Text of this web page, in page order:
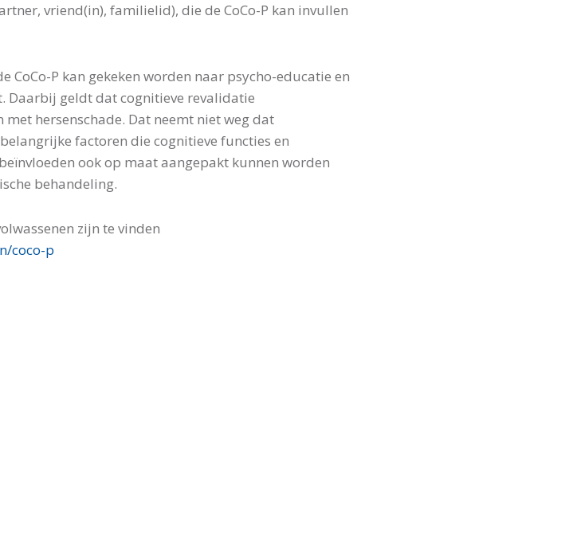
vriend(in), familielid), die de CoCo-P kan invullen
CoCo-P kan gekeken worden naar psycho-educatie en
Daarbij geldt dat cognitieve revalidatie
hersenschade. Dat neemt niet weg dat
factoren die cognitieve functies en
ook op maat aangepakt kunnen worden
behandeling.
zijn te vinden
coco-p